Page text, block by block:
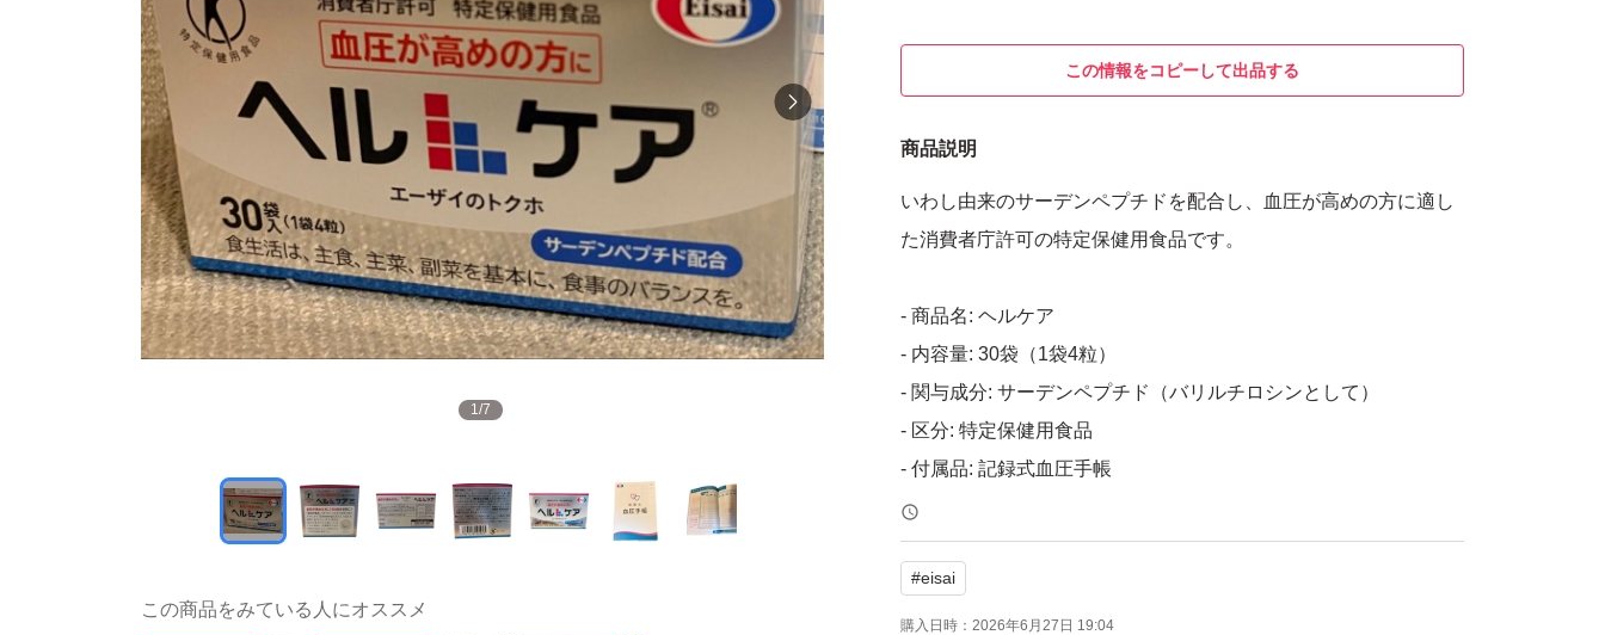
1/7
この情報をコピーして出品する
商品説明
いわし由来のサーデンペプチドを配合し、血圧が高めの方に適し
た消費者庁許可の特定保健用食品です。
- 商品名: ヘルケア
- 内容量: 30袋（1袋4粒）
- 関与成分: サーデンペプチド（バリルチロシンとして）
- 区分: 特定保健用食品
- 付属品: 記録式血圧手帳
- 使用方法: 1日1回1包を水などで服用
- 対象: 血圧が高めの方に
- 製造元: エーザイ株式会社
#eisai
購入日時： 2026年6月27日 19:04
この商品をみている人にオススメ